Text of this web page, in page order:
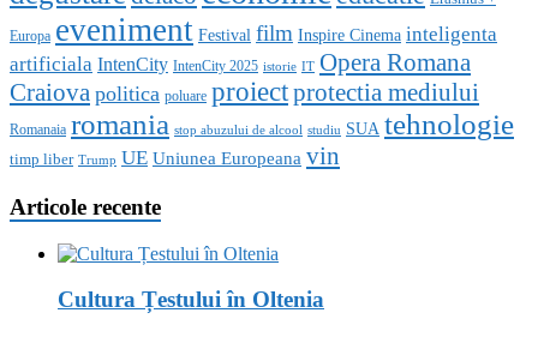
Europa eveniment Festival film Inspire Cinema inteligenta
artificiala IntenCity IntenCity 2025 istorie IT Opera Romana
Craiova politica poluare proiectprotectia mediului
Romanaia romania stop abuzului de alcool studiu SUA tehnologie
timp liber Trump UE Uniunea Europeana vin
Articole recente
Cultura Țestului în Oltenia